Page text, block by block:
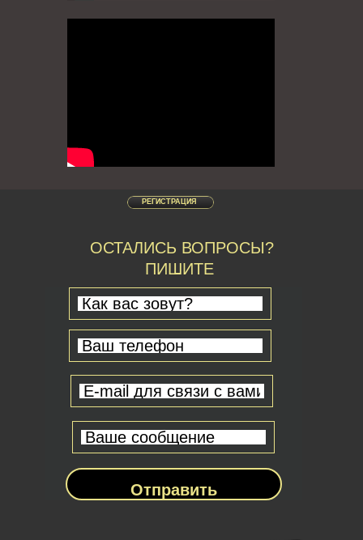
Отправить
РЕГИСТРАЦИЯ
ОСТАЛИСЬ ВОПРОСЫ?
ПИШИТЕ